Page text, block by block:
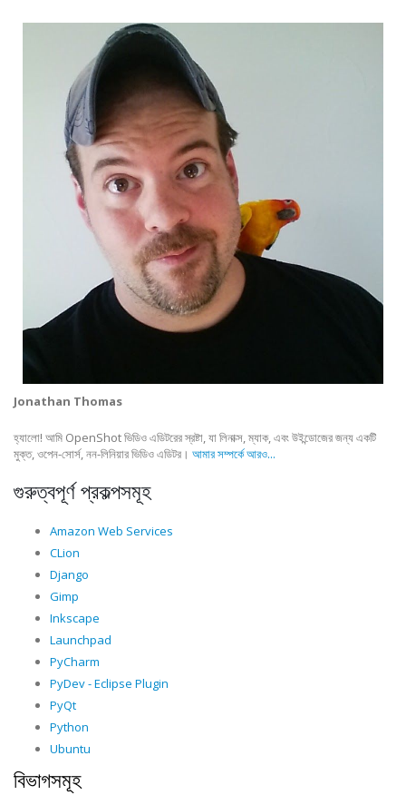
Jonathan Thomas
হ্যালো! আমি OpenShot ভিডিও এডিটরের স্রষ্টা, যা লিনাক্স, ম্যাক, এবং উইন্ডোজের জন্য একটি
মুক্ত, ওপেন-সোর্স, নন-লিনিয়ার ভিডিও এডিটর। আমার সম্পর্কে আরও...
গুরুত্বপূর্ণ প্রকল্পসমূহ
Amazon Web Services
CLion
Django
Gimp
Inkscape
Launchpad
PyCharm
PyDev - Eclipse Plugin
PyQt
Python
Ubuntu
বিভাগসমূহ